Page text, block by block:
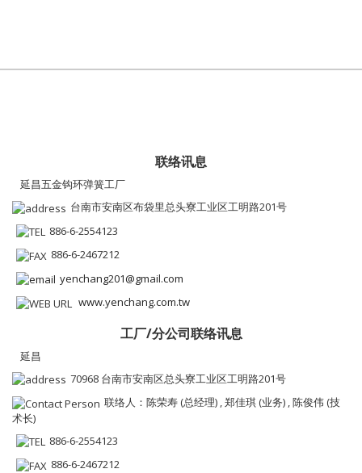
联络讯息
延昌五金钩环弹簧工厂
台南市安南区布袋里总头寮工业区工明路201号
886-6-2554123
886-6-2467212
yenchang201@gmail.com
www.yenchang.com.tw
工厂/分公司联络讯息
延昌
70968 台南市安南区总头寮工业区工明路201号
联络人：陈荣寿 (总经理) , 郑佳琪 (业务) , 陈俊伟 (技
术长)
886-6-2554123
886-6-2467212